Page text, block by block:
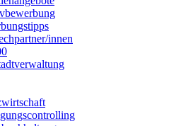
innen